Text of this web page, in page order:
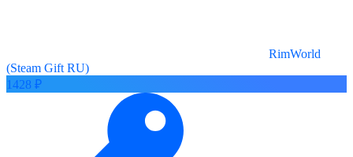
RimWorld
(Steam Gift RU)
1428 ₽